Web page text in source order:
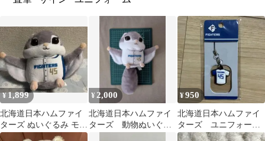
¥1,899
北海道日本ハムファイ
ターズ ぬいぐるみ モモ
ンガ 福島蓮選手
¥ 2,000
北海道日本ハムファイ
ターズ 動物ぬいぐる
¥950
北海道日本ハムファイ
ターズ ユニフォーム
ラバーミニストラッ